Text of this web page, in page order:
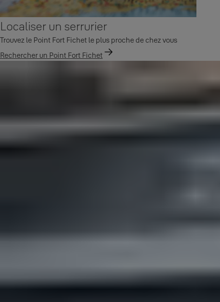
Localiser un serrurier
Trouvez le Point Fort Fichet le plus proche de chez vous
Rechercher un Point Fort Fichet